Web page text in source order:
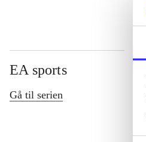
EA sports
Gå til serien